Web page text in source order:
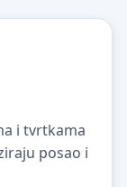
i tvrtkama
posao i